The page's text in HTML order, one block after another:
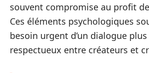
souvent compromise au profit
Ces éléments psychologiques
besoin urgent d’un dialogue
respectueux entre créateurs et